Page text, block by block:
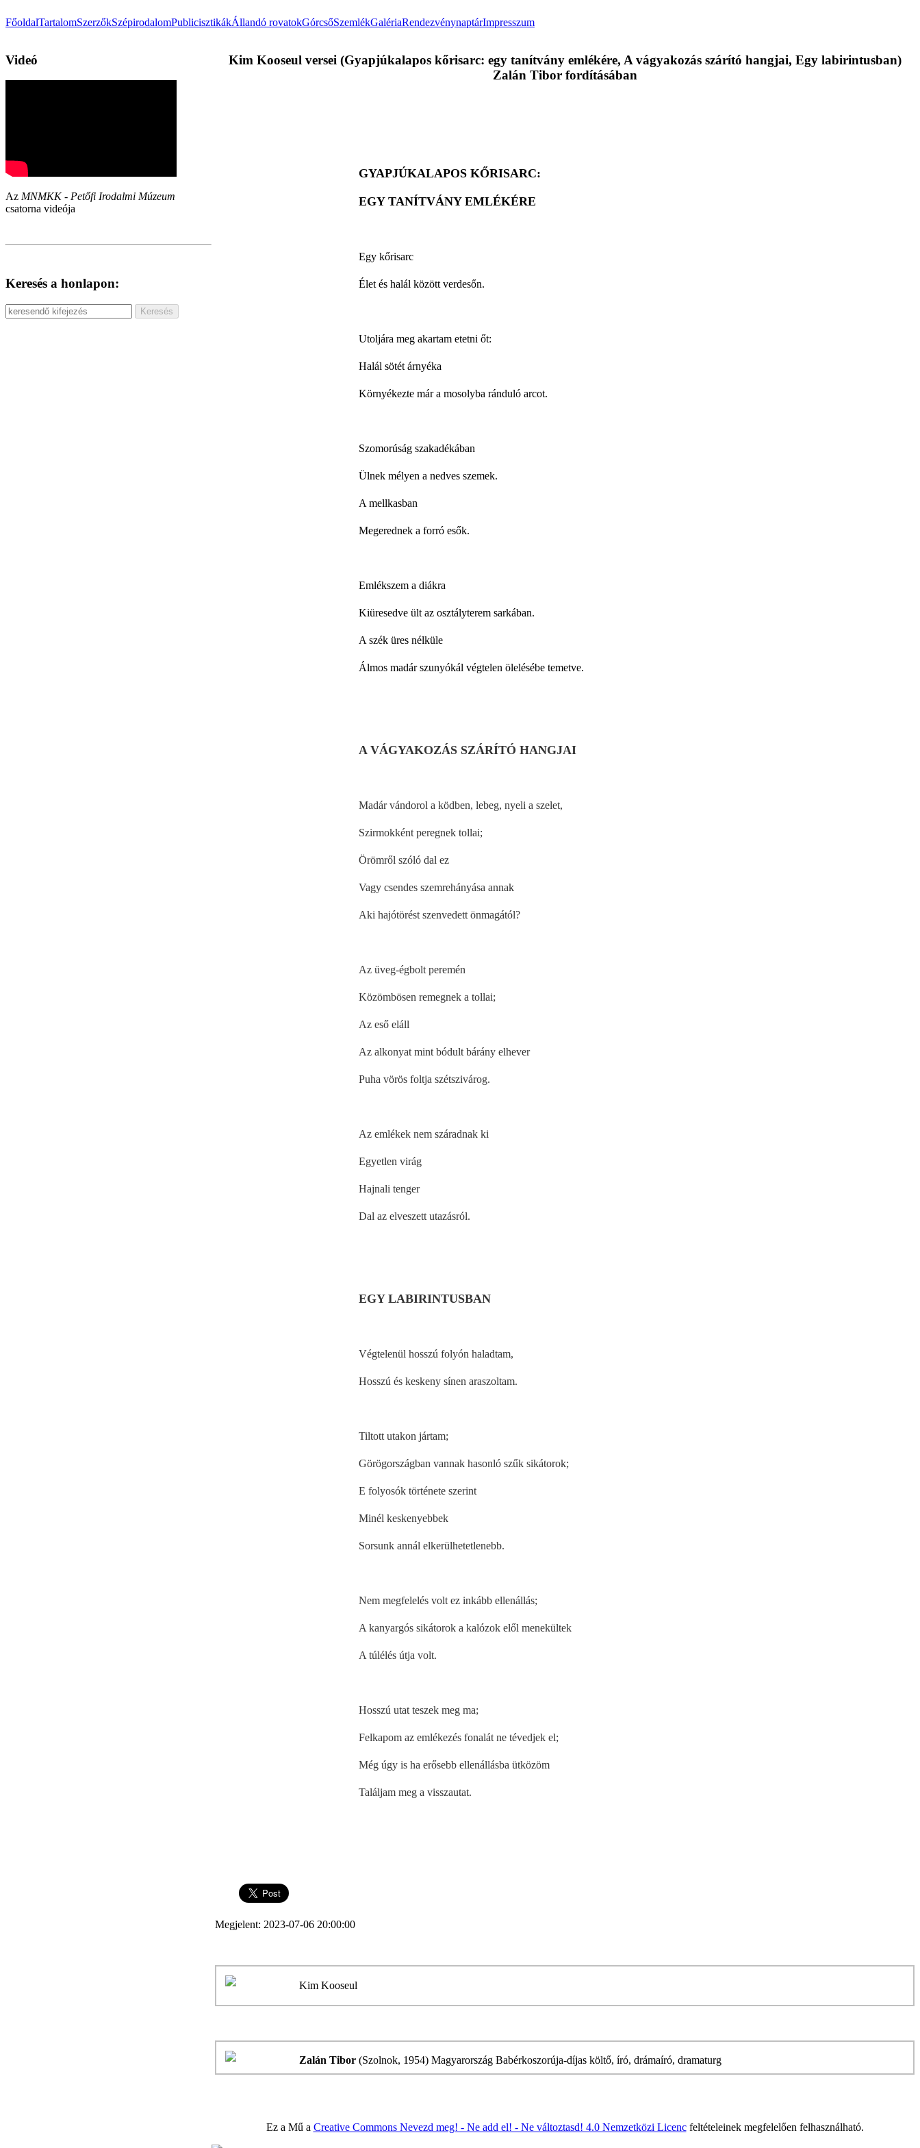
FőoldalTartalomSzerzőkSzépirodalomPublicisztikákÁllandó rovatokGórcsőSzemlékGalériaRendezvénynaptárImpresszum
Videó
Az MNMKK - Petőfi Irodalmi Múzeum
csatorna videója
Keresés a honlapon:
Kim Kooseul versei (Gyapjúkalapos kőrisarc: egy tanítvány emlékére, A vágyakozás szárító hangjai, Egy labirintusban)
Zalán Tibor fordításában
GYAPJÚKALAPOS KŐRISARC:
EGY TANÍTVÁNY EMLÉKÉRE
Egy kőrisarc
Élet és halál között verdesőn.
Utoljára meg akartam etetni őt:
Halál sötét árnyéka
Környékezte már a mosolyba ránduló arcot.
Szomorúság szakadékában
Ülnek mélyen a nedves szemek.
A mellkasban
Megerednek a forró esők.
Emlékszem a diákra
Kiüresedve ült az osztályterem sarkában.
A szék üres nélküle
Álmos madár szunyókál végtelen ölelésébe temetve.
A VÁGYAKOZÁS SZÁRÍTÓ HANGJAI
Madár vándorol a ködben, lebeg, nyeli a szelet,
Szirmokként peregnek tollai;
Örömről szóló dal ez
Vagy csendes szemrehányása annak
Aki hajótörést szenvedett önmagától?
Az üveg-égbolt peremén
Közömbösen remegnek a tollai;
Az eső eláll
Az alkonyat mint bódult bárány elhever
Puha vörös foltja szétszivárog.
Az emlékek nem száradnak ki
Egyetlen virág
Hajnali tenger
Dal az elveszett utazásról.
EGY LABIRINTUSBAN
Végtelenül hosszú folyón haladtam,
Hosszú és keskeny sínen araszoltam.
Tiltott utakon jártam;
Görögországban vannak hasonló szűk sikátorok;
E folyosók története szerint
Minél keskenyebbek
Sorsunk annál elkerülhetetlenebb.
Nem megfelelés volt ez inkább ellenállás;
A kanyargós sikátorok a kalózok elől menekültek
A túlélés útja volt.
Hosszú utat teszek meg ma;
Felkapom az emlékezés fonalát ne tévedjek el;
Még úgy is ha erősebb ellenállásba ütközöm
Találjam meg a visszautat.
Megjelent: 2023-07-06 20:00:00
Kim Kooseul
Zalán Tibor (Szolnok, 1954) Magyarország Babérkoszorúja-díjas költő, író, drámaíró, dramaturg
Ez a Mű a Creative Commons Nevezd meg! - Ne add el! - Ne változtasd! 4.0 Nemzetközi Licencfeltételeinek megfelelően felhasználható.